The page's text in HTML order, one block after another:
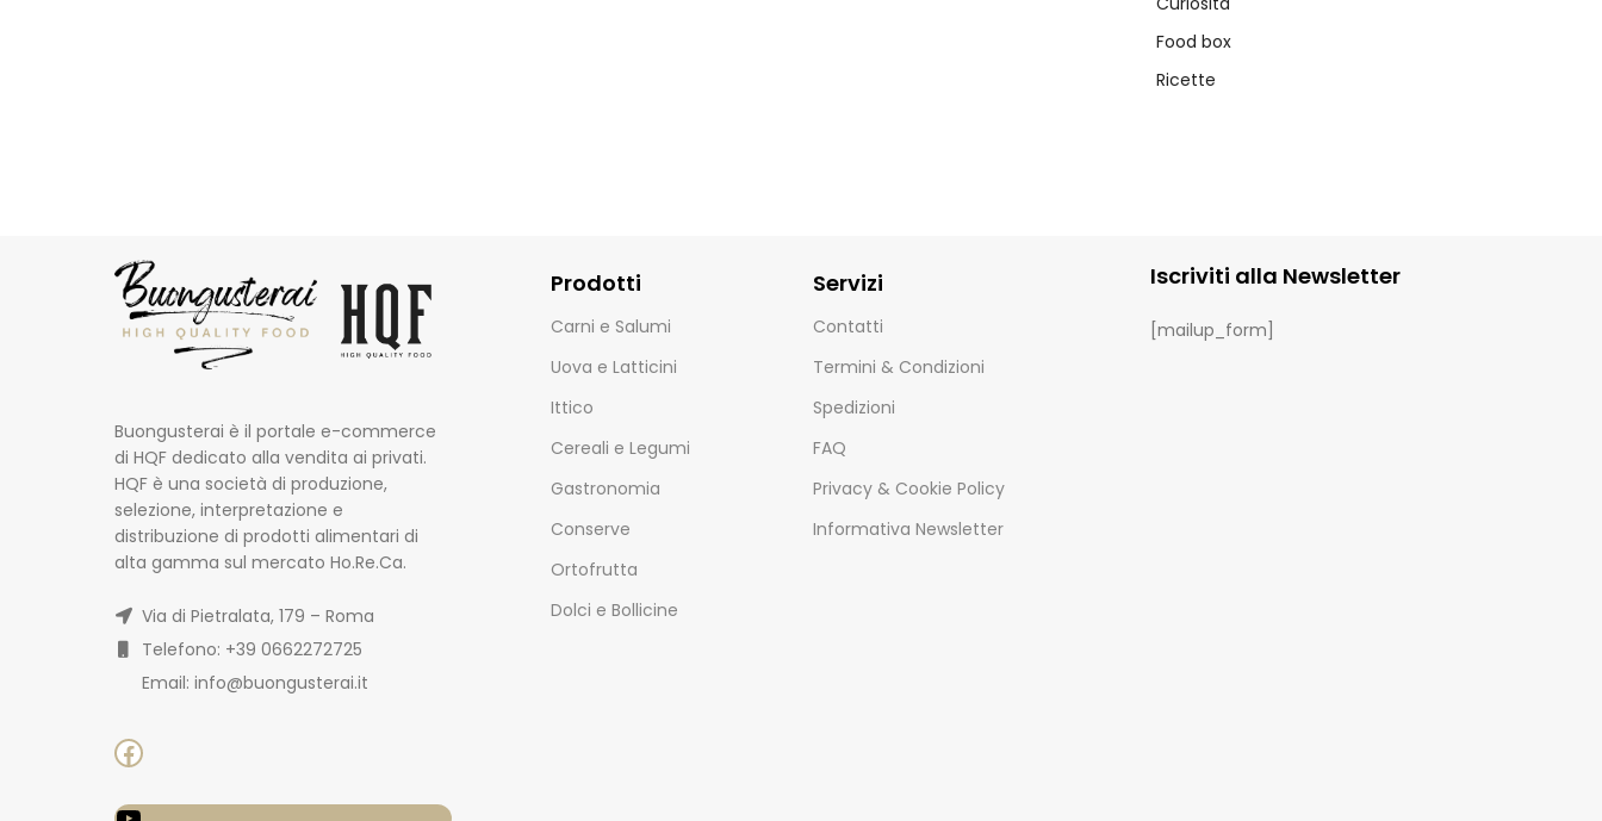
Food box
Ricette
Buongusterai è il portale e-commerce
di HQF dedicato alla vendita ai privati.
HQF è una società di produzione,
selezione, interpretazione e
distribuzione di prodotti alimentari di
alta gamma sul mercato Ho.Re.Ca.
Via di Pietralata, 179 – Roma
Telefono: +39 0662272725
Email: info@buongusterai.it
Prodotti
Carni e Salumi
Uova e Latticini
Ittico
Cereali e Legumi
Gastronomia
Conserve
Ortofrutta
Dolci e Bollicine
Servizi
Contatti
Termini & Condizioni
Spedizioni
FAQ
Privacy & Cookie Policy
Informativa Newsletter
Iscriviti alla Newsletter
[mailup_form]